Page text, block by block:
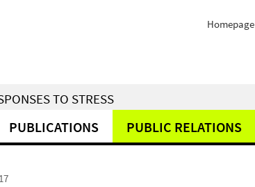
Homepage
TO STRESS
PUBLICATIONS PUBLIC RELATIONS